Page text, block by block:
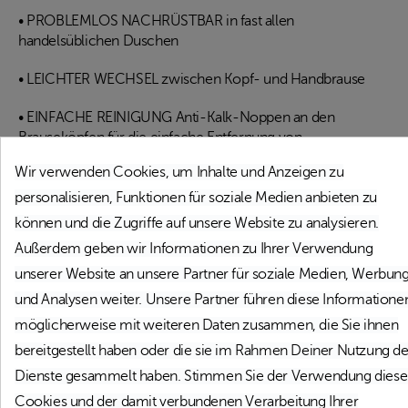
• PROBLEMLOS NACHRÜSTBAR in fast allen
handelsüblichen Duschen
• LEICHTER WECHSEL zwischen Kopf- und Handbrause
• EINFACHE REINIGUNG Anti-Kalk-Noppen an den
Brauseköpfen für die einfache Entfernung von
• EINFACHE MONTAGE das mitgelieferte Montageset mit
allen erforderlichen Komponenten, sowie einer deutschen
Kinderspiel
TECHNISCHE DATEN
• Maße: (B x H x T) ca. 240 x 1060 x 340 mm
• Ausladung: ca. 340 mm ohne Wandhalterung
Wir verwenden Cookies, um Inhalte und Anzeigen zu
personalisieren, Funktionen für soziale Medien anbieten zu
können und die Zugriffe auf unsere Website zu analysieren.
Außerdem geben wir Informationen zu Ihrer Verwendung
unserer Website an unsere Partner für soziale Medien,
und Analysen weiter. Unsere Partner führen diese
möglicherweise mit weiteren Daten zusammen, die Sie ihnen
bereitgestellt haben oder die sie im Rahmen Deiner Nutzung
Dienste gesammelt haben. Stimmen Sie der Verwendung
Cookies und der damit verbundenen Verarbeitung Ihrer